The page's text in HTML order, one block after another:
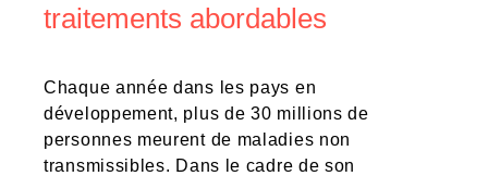
traitements abordables
Chaque année dans les pays en
développement, plus de 30 millions de
personnes meurent de maladies non
transmissibles. Dans le cadre de son